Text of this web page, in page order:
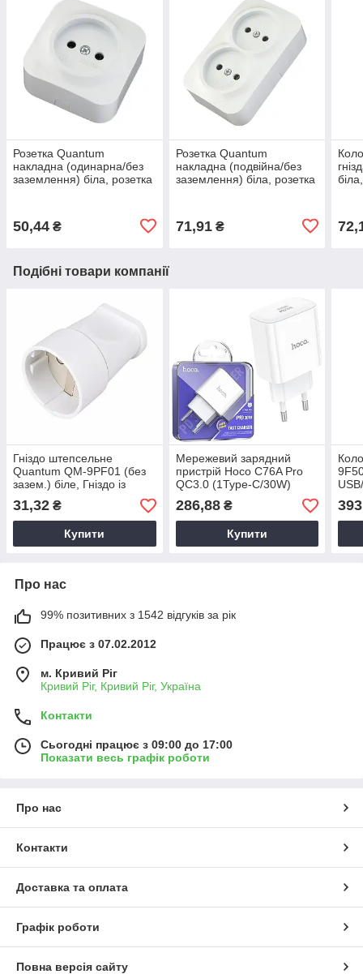
Розетка Quantum
накладна (одинарна/без
заземлення) біла, розетка
50,44 ₴
Розетка Quantum
накладна (подвійна/без
заземлення) біла, розетка
71,91₴
Подібні товари компанії
Гніздо штепсельне
Quantum QM-9PF01 (без
зазем.) біле, Гніздо із
заземленням, Розетка з
кришкою
31,32 ₴
Купити
Мережевий зарядний
пристрій Hoco C76A Pro
QC3.0 (1Type-C/30W)
білий
286,88₴
Купити
Про нас
99% позитивних з 1542 відгуків за рік
Працює з 07.02.2012
м. Кривий Ріг
Кривий Ріг, Кривий Ріг, Україна
Контакти
Сьогодні працює з 09:00 до 17:00
Показати весь графік роботи
Про нас
Контакти
Доставка та оплата
Графік роботи
Повна версія сайту